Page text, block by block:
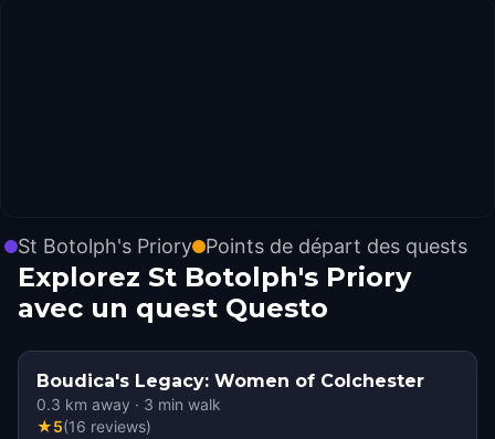
St Botolph's Priory Points de départ des quests
Explorez St Botolph's Priory
avec un quest Questo
Boudica's Legacy: Women of Colchester
0.3 km away · 3 min walk
★5(16 reviews)